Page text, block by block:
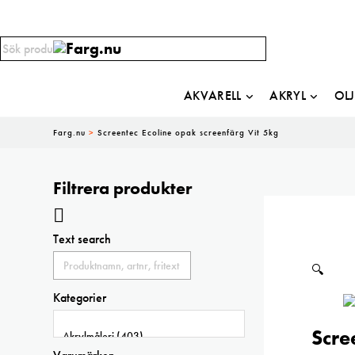
AKVARELL AKRYL
Farg.nu >Screentec Ecoline opak screenfärg Vit 5kg
🔍
Filtrera produkter
Text search
Kategorier